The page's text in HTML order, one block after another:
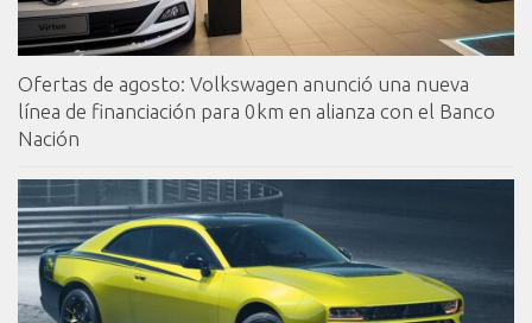
Ofertas de agosto: Volkswagen anunció una nueva
línea de financiación para 0km en alianza con el Banco
Nación